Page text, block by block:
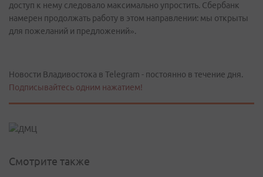
доступ к нему следовало максимально упростить. Сбербанк
намерен продолжать работу в этом направлении: мы открыты
для пожеланий и предложений».
Новости Владивостока в Telegram - постоянно в течение дня.
Подписывайтесь одним нажатием!
Смотрите также